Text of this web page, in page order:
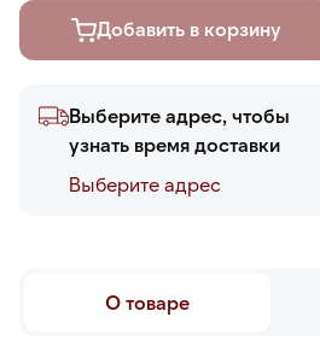
Добавить в корзину
Выберите адрес, чтобы
узнать время доставки
Выберите адреc
О товаре